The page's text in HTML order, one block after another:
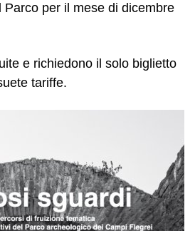
Parco per il mese di dicembre
e richiedono il solo biglietto
tariffe.